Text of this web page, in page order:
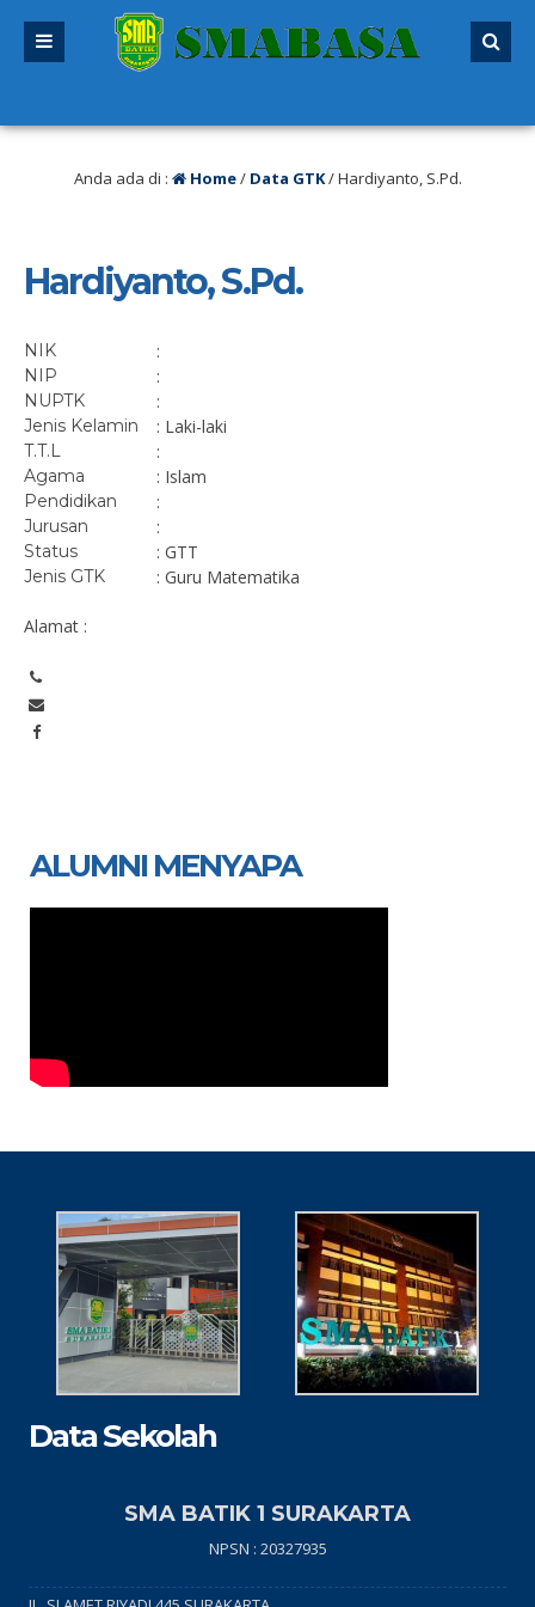
Anda ada di : Home/ Data GTK/Hardiyanto, S.Pd.
Hardiyanto, S.Pd.
NIK :
NIP :
NUPTK :
Jenis Kelamin : Laki-laki
T.T.L :
Agama : Islam
Pendidikan :
Jurusan :
Status : GTT
Jenis GTK : Guru Matematika
Alamat :
ALUMNI MENYAPA
Data Sekolah
SMA BATIK 1 SURAKARTA
NPSN : 20327935